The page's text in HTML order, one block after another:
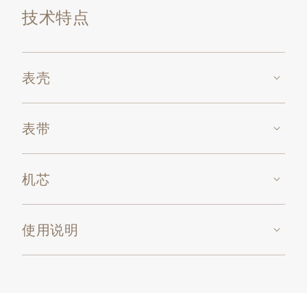
技术特点
表壳
表带
机芯
使用说明